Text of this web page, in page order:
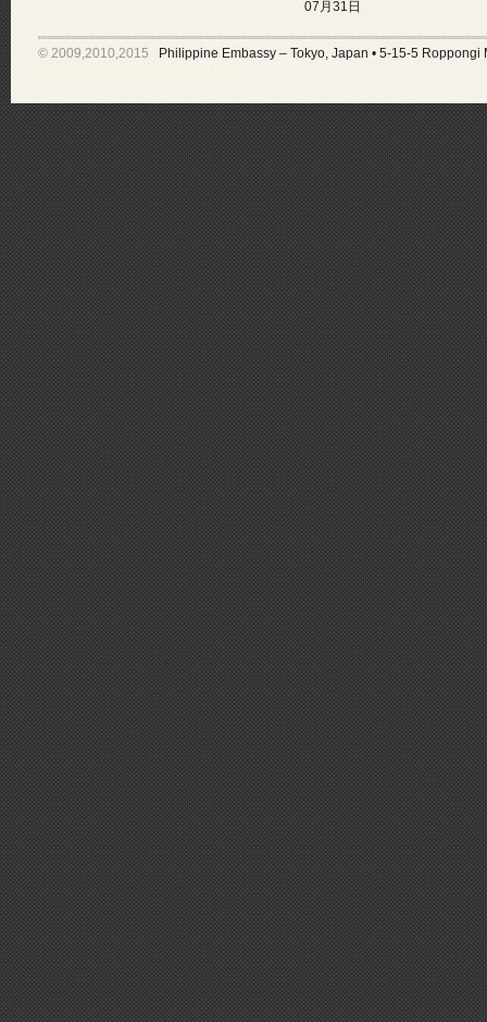
07月31日
© 2009,2010,2015 Philippine Embassy – Tokyo, Japan • 5-15-5 Roppongi